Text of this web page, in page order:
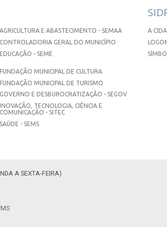
AGRICULTURA E ABASTECIMENTO - SEMAA
CONTROLADORIA GERAL DO MUNICÍPIO
EDUCAÇÃO - SEME
FUNDAÇÃO MUNICIPAL DE CULTURA
FUNDAÇÃO MUNICIPAL DE TURISMO
GOVERNO E DESBUROCRATIZAÇÃO - SEGOV
INOVAÇÃO, TECNOLOGIA, CIÊNCIA E
COMUNICAÇÃO - SITEC
SAÚDE - SEMS
A
A SEXTA-FEIRA)